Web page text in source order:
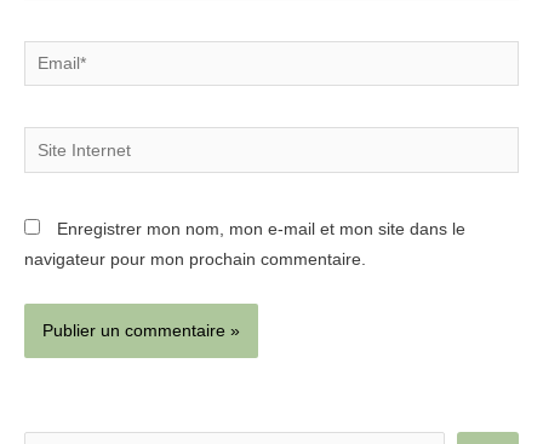
Email*
Site
Internet
Enregistrer mon nom, mon e-mail et mon site dans le
navigateur pour mon prochain commentaire.